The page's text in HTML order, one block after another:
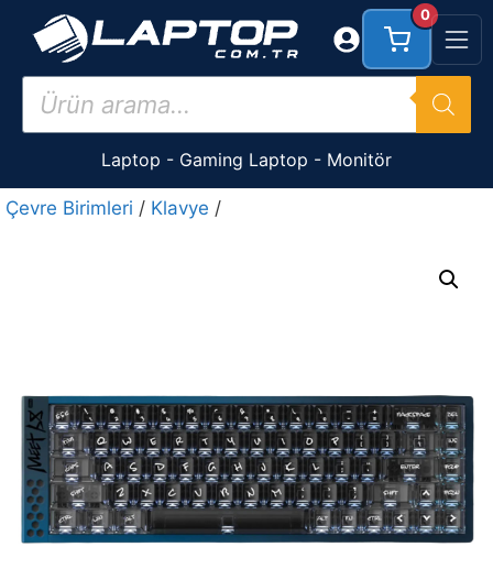
İçeriğe
Products
search
Laptop - Gaming Laptop - Monitör
0
Çevre Birimleri / Klavye /